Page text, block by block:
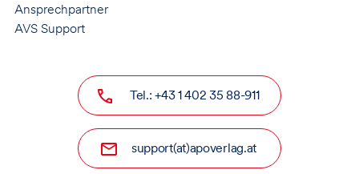
Ansprechpartner
AVS Support
Tel.: +43 1 402 35 88-911
support(at)apoverlag.at